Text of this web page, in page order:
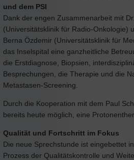
und dem PSI
Dank der engen Zusammenarbeit mit
(Universitätsklinik für Radio-Onkologie)
Berna Özdemir (Universitätsklinik für
das Inselspital eine ganzheitliche
die Erstdiagnose, Biopsien,
Besprechungen, die Therapie und die
Metastasen-Screening.
Durch die Kooperation mit dem Paul
bereits heute möglich, eine
Qualität und Fortschritt im Fokus
Die neue Sprechstunde ist eingebettet
Prozess der Qualitätskontrolle und